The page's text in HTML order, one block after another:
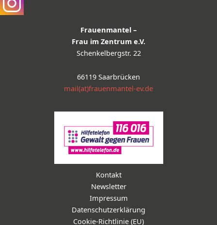
Frauenmantel –
Frau im Zentrum e.V.
Schenkelbergstr. 22
66119 Saarbrücken
mail(at)frauenmantel-ev.de
Kontakt
Newsletter
Impressum
Datenschutzerklärung
Cookie-Richtlinie (EU)